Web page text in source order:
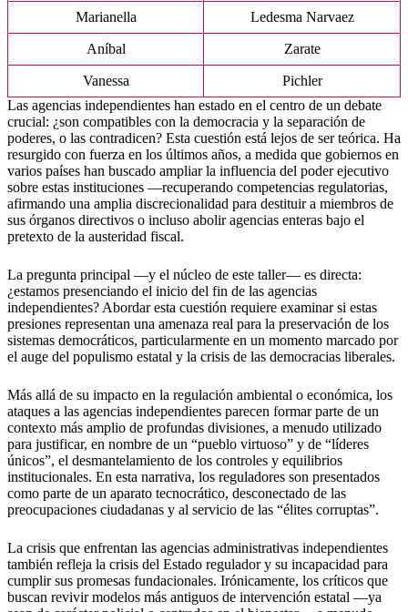
Marianella Ledesma Narvaez
Aníbal Zarate
Vanessa
Pichler
Las agencias independientes han estado en el centro de un debate
crucial: ¿son compatibles con la democracia y la separación de
poderes, o las contradicen? Esta cuestión está lejos de ser teórica. Ha
resurgido con fuerza en los últimos años, a medida que gobiernos en
varios países han buscado ampliar la influencia del poder ejecutivo
sobre estas instituciones —recuperando competencias regulatorias,
afirmando una amplia discrecionalidad para destituir a miembros de
sus órganos directivos o incluso abolir agencias enteras bajo el
pretexto de la austeridad fiscal.
La pregunta principal —y el núcleo de este taller— es directa:
¿estamos presenciando el inicio del fin de las agencias
independientes? Abordar esta cuestión requiere examinar si estas
presiones representan una amenaza real para la preservación de los
sistemas democráticos, particularmente en un momento marcado por
el auge del populismo estatal y la crisis de las democracias liberales.
Más allá de su impacto en la regulación ambiental o económica, los
ataques a las agencias independientes parecen formar parte de un
contexto más amplio de profundas divisiones, a menudo utilizado
para justificar, en nombre de un “pueblo virtuoso” y de “líderes
únicos”, el desmantelamiento de los controles y equilibrios
institucionales. En esta narrativa, los reguladores son presentados
como parte de un aparato tecnocrático, desconectado de las
preocupaciones ciudadanas y al servicio de las “élites corruptas”.
La crisis que enfrentan las agencias administrativas independientes
también refleja la crisis del Estado regulador y su incapacidad para
cumplir sus promesas fundacionales. Irónicamente, los críticos que
buscan revivir modelos más antiguos de intervención estatal —ya